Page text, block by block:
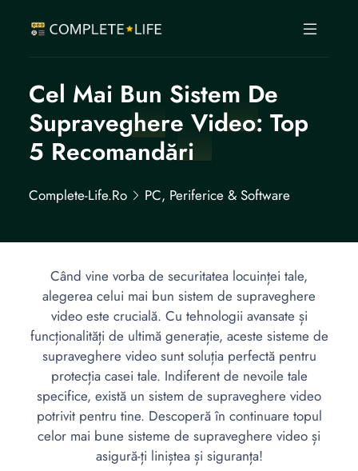
Cel Mai Bun Sistem De
Supraveghere Video: Top
5 Recomandări
Complete-Life.ro PC, Periferice & Software
Când vine vorba de securitatea locuinței tale,
alegerea celui mai bun sistem de supraveghere
video este crucială. Cu tehnologii avansate și
funcționalități de ultimă generație, aceste sisteme de
supraveghere video sunt soluția perfectă pentru
protecția casei tale. Indiferent de nevoile tale
specifice, există un sistem de supraveghere video
potrivit pentru tine. Descoperă în continuare topul
celor mai bune sisteme de supraveghere video și
asigură-ți liniștea și siguranța!